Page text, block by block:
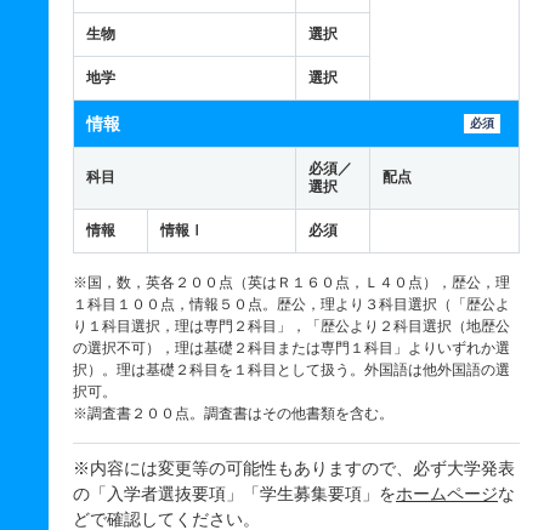
生物 選択
地学 選択
情報 必須
科目
必須／
選択
配点
情報 情報Ⅰ 必須
※国，数，英各２００点（英はＲ１６０点，Ｌ４０点），歴公，理
１科目１００点，情報５０点。歴公，理より３科目選択（「歴公よ
り１科目選択，理は専門２科目」，「歴公より２科目選択（地歴公
の選択不可），理は基礎２科目または専門１科目」よりいずれか選
択）。理は基礎２科目を１科目として扱う。外国語は他外国語の選
択可。
※調査書２００点。調査書はその他書類を含む。
※内容には変更等の可能性もありますので、必ず大学発表
の「入学者選抜要項」「学生募集要項」をホームページな
どで確認してください。